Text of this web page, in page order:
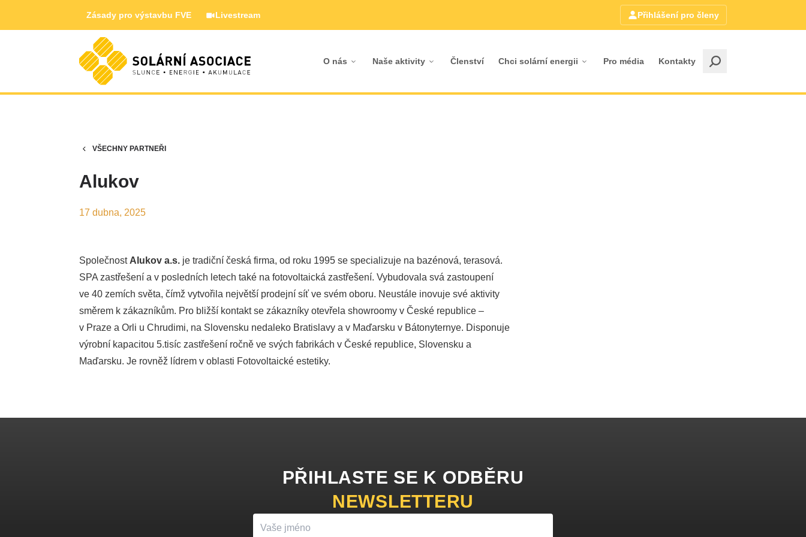
Zásady pro výstavbu FVE Livestream Přihlášení pro členy
O nás Naše aktivity Členství Chci solární energii Pro média Kontakty
VŠECHNY PARTNEŘI
Alukov
17 dubna, 2025
Společnost Alukov a.s. je tradiční česká firma, od roku 1995 se specializuje na bazénová, terasová.
SPA zastřešení a v posledních letech také na fotovoltaická zastřešení. Vybudovala svá zastoupení
ve 40 zemích světa, čímž vytvořila největší prodejní síť ve svém oboru. Neustále inovuje své aktivity
směrem k zákazníkům. Pro bližší kontakt se zákazníky otevřela showroomy v České republice –
v Praze a Orli u Chrudimi, na Slovensku nedaleko Bratislavy a v Maďarsku v Bátonyternye. Disponuje
výrobní kapacitou 5.tisíc zastřešení ročně ve svých fabrikách v České republice, Slovensku a
Maďarsku. Je rovněž lídrem v oblasti Fotovoltaické estetiky.
PŘIHLASTE SE K ODBĚRU
NEWSLETTERU